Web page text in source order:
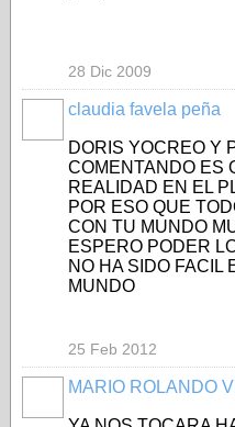
28 Dic 2009
claudia favela peña
DORIS YOCREO Y
COMENTANDO ES
REALIDAD EN EL
POR ESO QUE
CON TU MUNDO
ESPERO PODER
NO HA SIDO FACIL
MUNDO
25 Feb 2012
MARIO ROLANDO